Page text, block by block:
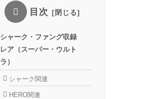
目次
シャーク・ファング収録
レア（スーパー・ウルト
ラ）
シャーク関連
HERO関連